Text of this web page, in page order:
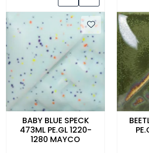
BABY BLUE SPECK
473ML PE.GL 1220-
1280 MAYCO